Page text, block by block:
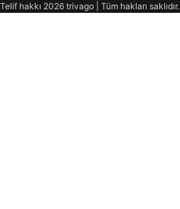
Telif hakkı 2026 trivago | Tüm hakları saklıdır.